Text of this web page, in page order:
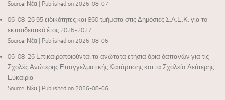
Source: Νέα Published on 2026-08-07
06-08-26 95 ειδικότητες και 860 τμήματα στις Δημόσιες Σ.Α.Ε.Κ. για το
εκπαιδευτικό έτος 2026-2027
Source: Νέα Published on 2026-08-06
06-08-26 Επικαιροποιούνται τα ανώτατα ετήσια όρια δαπανών για τις
Σχολές Ανώτερης Επαγγελματικής Κατάρτισης και τα Σχολεία Δεύτερης
Ευκαιρία
Source: Νέα Published on 2026-08-06